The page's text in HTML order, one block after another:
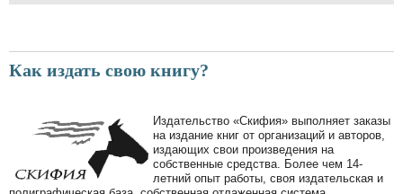
Как издать свою книгу?
Издательство «Скифия» выполняет заказы
на издание книг от организаций и авторов,
издающих свои произведения на
собственные средства. Более чем 14-
летний опыт работы, своя издательская и